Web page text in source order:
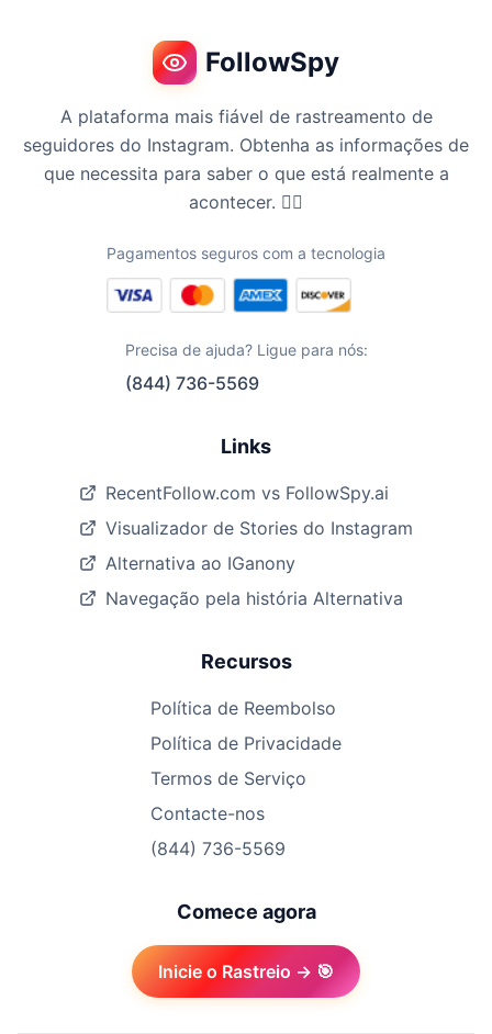
FollowSpy
A plataforma mais fiável de rastreamento de
seguidores do Instagram. Obtenha as informações de
que necessita para saber o que está realmente a
acontecer. 🕵️‍♀️
Pagamentos seguros com a tecnologia
Precisa de ajuda? Ligue para nós:
(844) 736-5569
Links
RecentFollow.com vs FollowSpy.ai
Visualizador de Stories do Instagram
Alternativa ao IGanony
Navegação pela história Alternativa
Recursos
Política de Reembolso
Política de Privacidade
Termos de Serviço
Contacte-nos
(844) 736-5569
Comece agora
Inicie o Rastreio → 🎯